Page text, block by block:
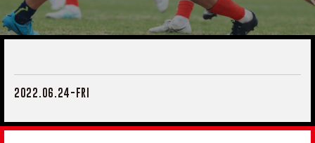
2022.06.24-FRI